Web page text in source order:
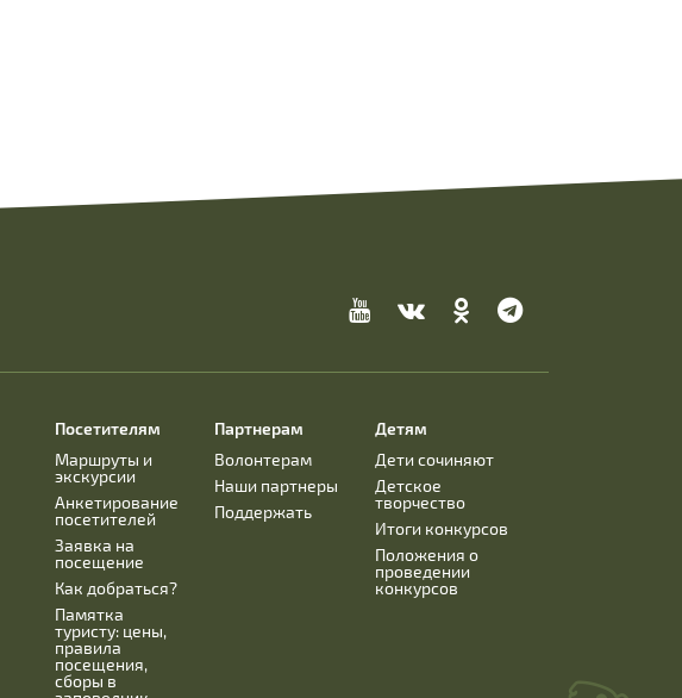
Посетителям
Маршруты и
экскурсии
Анкетирование
посетителей
Заявка на
посещение
Как добраться?
Памятка
туристу: цены,
правила
посещения,
сборы в
Партнерам
Волонтерам
Наши партнеры
Поддержать
Детям
Дети сочиняют
Детское
творчество
Итоги конкурсов
Положения о
проведении
конкурсов